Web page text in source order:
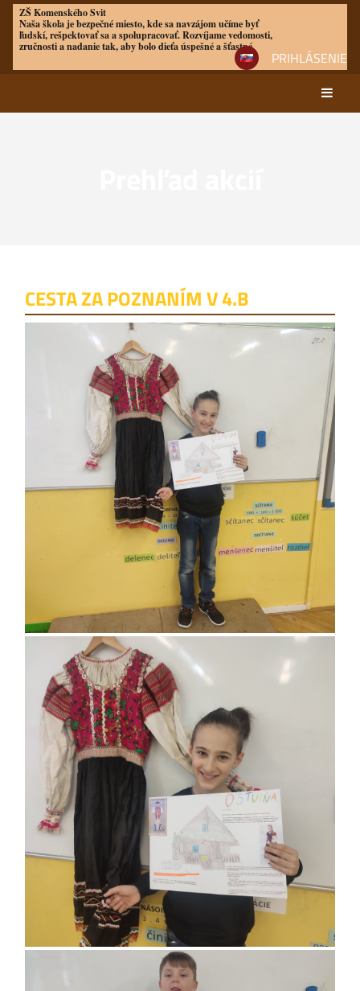
ZŠ Komenského Svit
Naša škola je bezpečné miesto, kde sa navzájom učíme byť
ľudskí, rešpektovať sa a spolupracovať. Rozvíjame vedomosti,
zručnosti a nadanie tak, aby bolo dieťa úspešné a šťastné
PRIHLÁSENIE
akcií
CESTA ZA POZNANÍM V 4.B